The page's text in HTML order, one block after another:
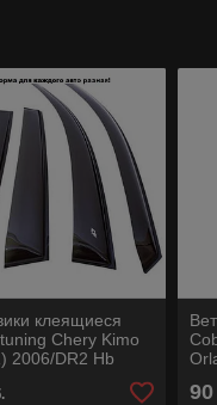
клеящиеся
Chery Kimo
2006/DR2 Hb
90